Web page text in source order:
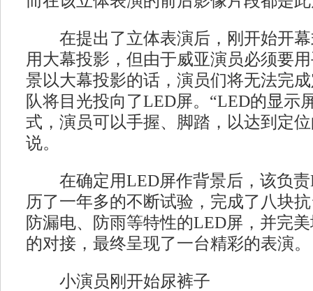
在提出了立体表演后，刚开始开幕
用大幕投影，但由于威亚演员必须要
景以大幕投影的话，演员们将无法完
队将目光投向了LED屏。“LED的显示
式，演员可以手握、脚踏，以达到定
说。
在确定用LED屏作背景后，该负责
历了一年多的不断试验，完成了八块
防漏电、防雨等特性的LED屏，并完
的对接，最终呈现了一台精彩的表演。
小演员刚开始尿裤子